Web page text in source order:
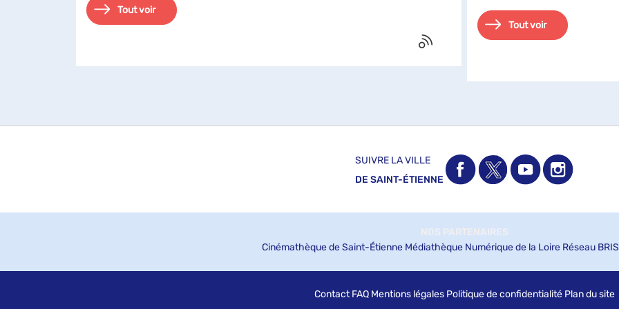
Tout voir
Tout voir
SUIVRE LA VILLE
DE SAINT-ÉTIENNE
NOS PARTENAIRES
Cinémathèque de Saint-Étienne Médiathèque Numérique de la Loire Réseau
Contact FAQ Mentions légales Politique de confidentialité Plan du site